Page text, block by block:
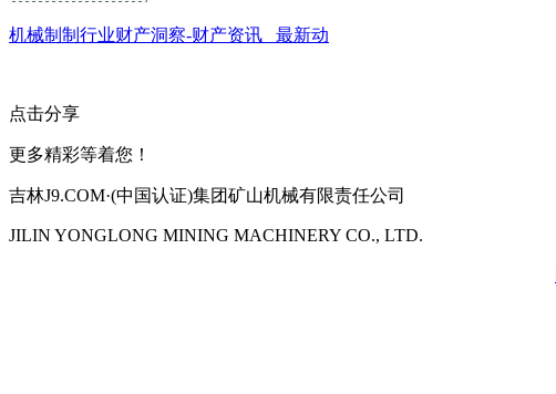
机械制制行业财产洞察-财产资讯_ 最新动
点击分享
更多精彩等着您！
吉林J9.COM·(中国认证)集团矿山机械有限责任公司
JILIN YONGLONG MINING MACHINERY CO., LTD.